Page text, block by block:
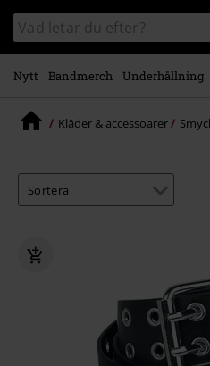
Gå till
huvudinnehåll
Sök
i
katalogen
Nytt Bandmerch Underhållning
Kläder & accessoarer